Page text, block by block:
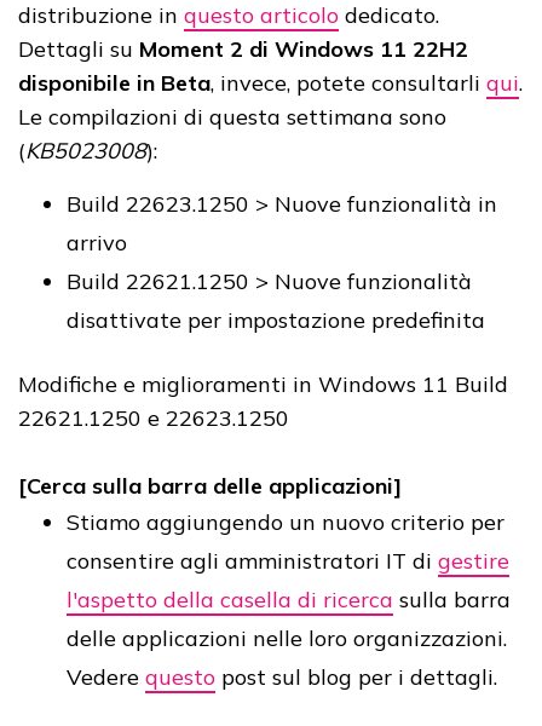
distribuzione in questo articolo dedicato.
Dettagli su Moment 2 di Windows 11 22H2
disponibile in Beta, invece, potete consultarli qui.
Le compilazioni di questa settimana sono
(KB5023008):
Build 22623.1250 > Nuove funzionalità in
arrivo
Build 22621.1250 > Nuove funzionalità
disattivate per impostazione predefinita
Modifiche e miglioramenti in Windows 11 Build
22621.1250 e 22623.1250
[Cerca sulla barra delle applicazioni]
Stiamo aggiungendo un nuovo criterio per
consentire agli amministratori IT di gestire
l'aspetto della casella di ricerca sulla barra
delle applicazioni nelle loro organizzazioni.
Vedere questo post sul blog per i dettagli.